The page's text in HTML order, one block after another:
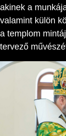
akinek a
valamint külön
a templom
tervező